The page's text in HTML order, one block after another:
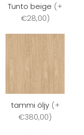
Tunto beige (+
€28,00)
tammi öljy (+
€380,00)